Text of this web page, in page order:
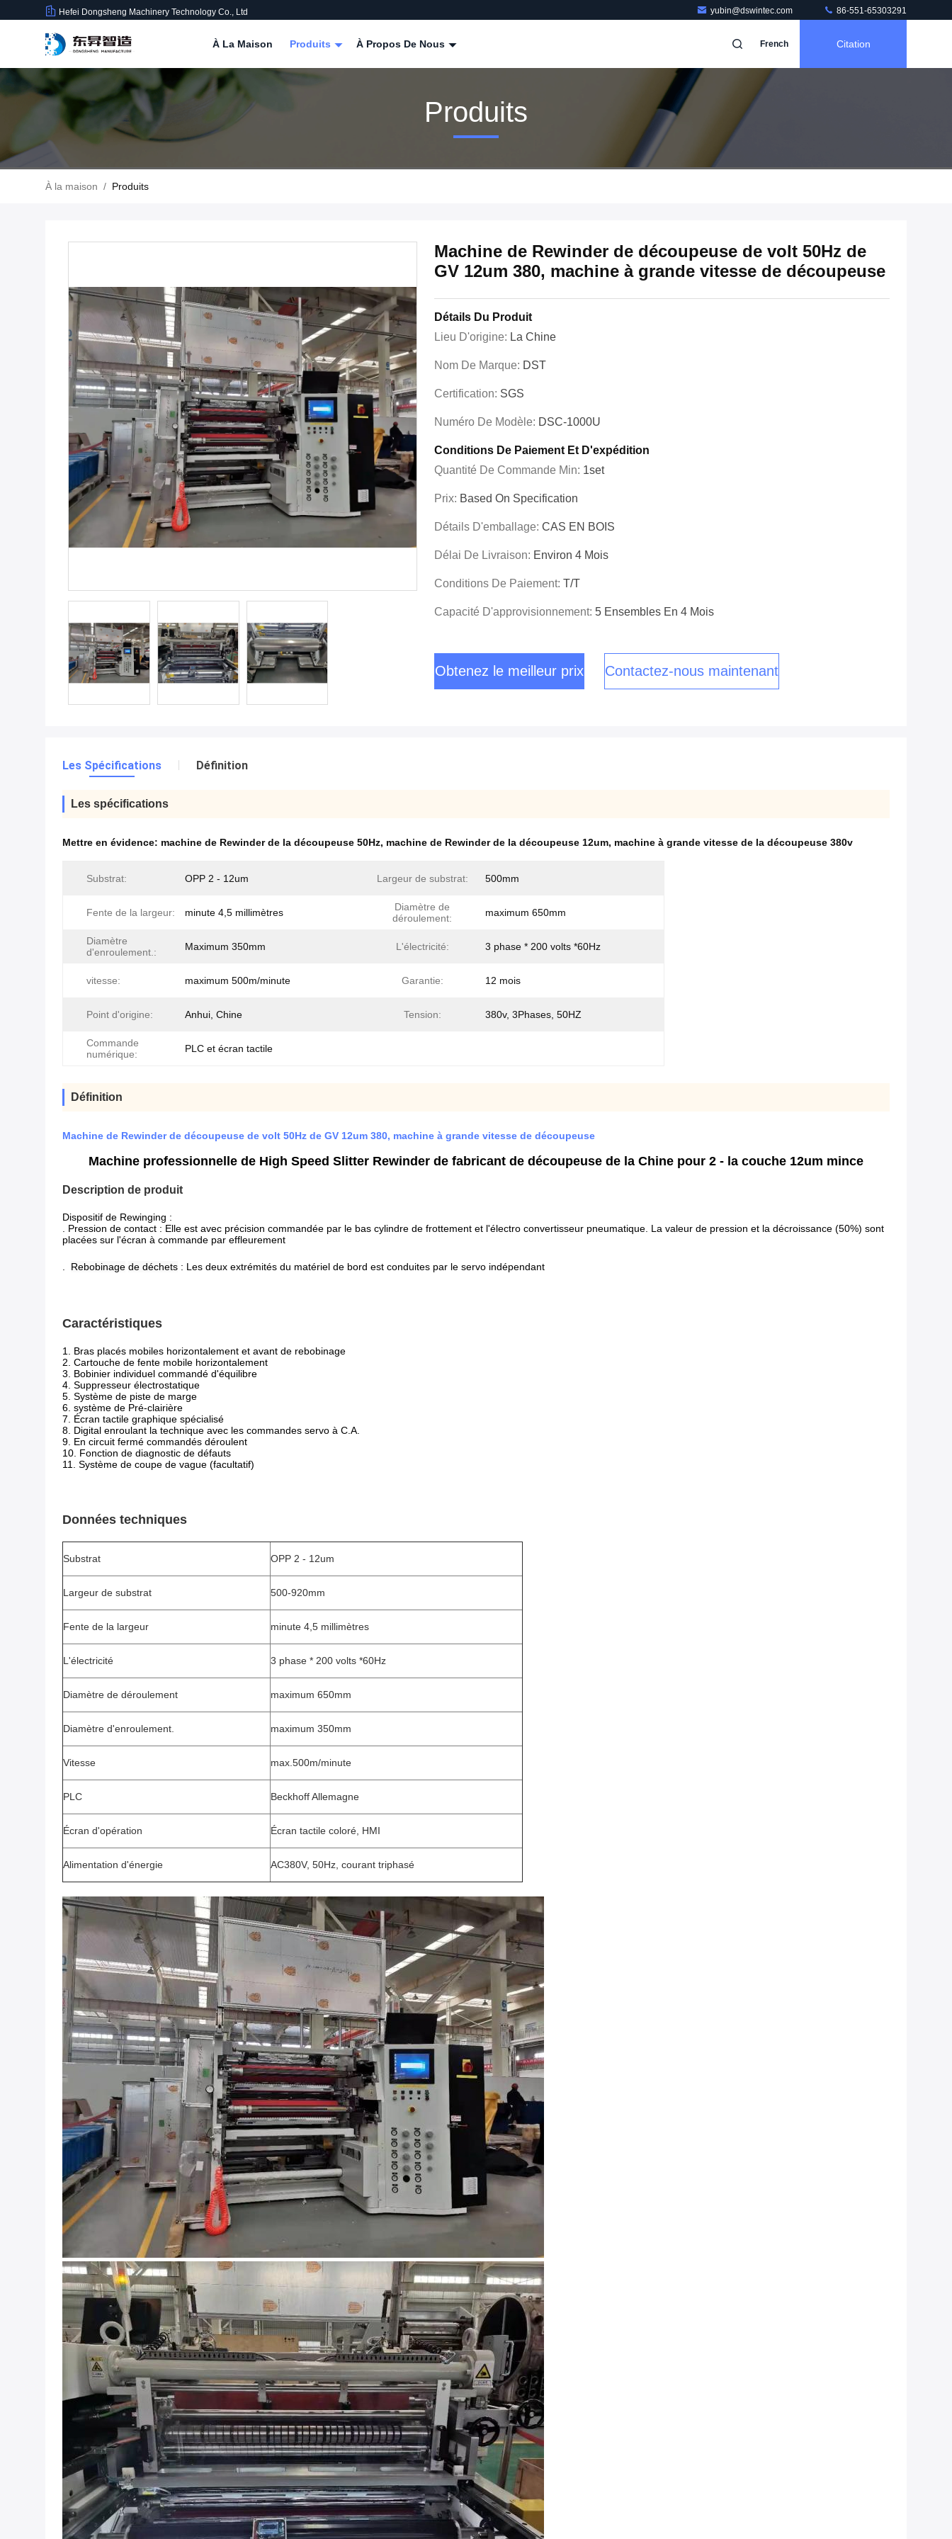
Hefei Dongsheng Machinery Technology Co., Ltd yubin@dswintec.com 86-551-65303291
À La Maison Produits À Propos De Nous French Citation
Produits
À la maison / Produits
Machine de Rewinder de découpeuse de volt 50Hz de
GV 12um 380, machine à grande vitesse de découpeuse
Détails Du Produit
Lieu D'origine: La Chine
Nom De Marque: DST
Certification: SGS
Numéro De Modèle: DSC-1000U
Conditions De Paiement Et D'expédition
Quantité De Commande Min: 1set
Prix: Based On Specification
Détails D'emballage: CAS EN BOIS
Délai De Livraison: Environ 4 Mois
Conditions De Paiement: T/T
Capacité D'approvisionnement: 5 Ensembles En 4 Mois
Obtenez le meilleur prix Contactez-nous maintenant
Les Spécifications Définition
Les spécifications
Mettre en évidence: machine de Rewinder de la découpeuse 50Hz, machine de Rewinder de la découpeuse 12um, machine à grande vitesse de la découpeuse 380v
Substrat: OPP 2 - 12um Largeur de substrat: 500mm
Fente de la largeur: minute 4,5 millimètres
Diamètre de
déroulement:
maximum 650mm
Diamètre
d'enroulement.:
Maximum 350mm L'électricité: 3 phase * 200 volts *60Hz
vitesse: maximum 500m/minute Garantie: 12 mois
Point d'origine: Anhui, Chine Tension: 380v, 3Phases, 50HZ
Commande
numérique:
PLC et écran tactile
Définition
Machine de Rewinder de découpeuse de volt 50Hz de GV 12um 380, machine à grande vitesse de découpeuse
Machine professionnelle de High Speed Slitter Rewinder de fabricant de découpeuse de la Chine pour 2 - la couche 12um mince
Description de produit
Dispositif de Rewinging :
Pression de contact : Elle est avec précision commandée par le bas cylindre de frottement et l'électro convertisseur pneumatique. La valeur de pression et la décroissance (50%) sont
placées sur l'écran à commande par effleurement
Rebobinage de déchets : Les deux extrémités du matériel de bord est conduites par le servo indépendant
Caractéristiques
1. Bras placés mobiles horizontalement et avant de rebobinage
2. Cartouche de fente mobile horizontalement
3. Bobinier individuel commandé d'équilibre
4. Suppresseur électrostatique
5. Système de piste de marge
6. système de Pré-clairière
7. Écran tactile graphique spécialisé
8. Digital enroulant la technique avec les commandes servo à C.A.
9. En circuit fermé commandés déroulent
10. Fonction de diagnostic de défauts
11. Système de coupe de vague (facultatif)
Données techniques
Substrat OPP 2 - 12um
Largeur de substrat 500-920mm
Fente de la largeur minute 4,5 millimètres
L'électricité 3 phase * 200 volts *60Hz
Diamètre de déroulement maximum 650mm
Diamètre d'enroulement. maximum 350mm
Vitesse max.500m/minute
PLC Beckhoff Allemagne
Écran d'opération Écran tactile coloré, HMI
Alimentation d'énergie AC380V, 50Hz, courant triphasé